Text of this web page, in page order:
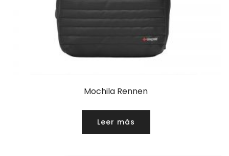
Mochila Rennen
Leer más